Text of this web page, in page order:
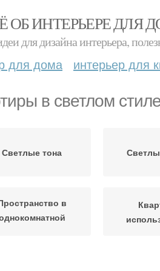
ОБ ИНТЕРЬЕРЕ ДЛЯ
для дизайна интерьера,
для дома интерьер для
в светлом
Светлые тона
в